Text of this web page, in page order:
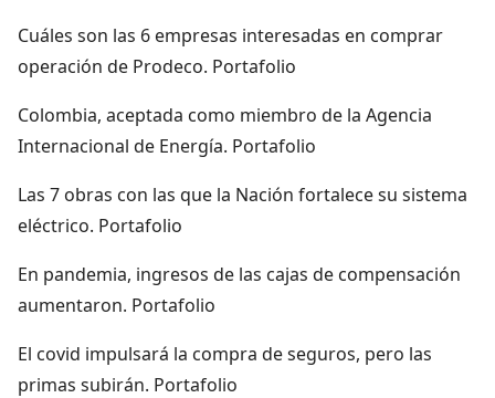
Cuáles son las 6 empresas interesadas en comprar
operación de Prodeco. Portafolio
Colombia, aceptada como miembro de la Agencia
Internacional de Energía. Portafolio
Las 7 obras con las que la Nación fortalece su sistema
eléctrico. Portafolio
En pandemia, ingresos de las cajas de compensación
aumentaron. Portafolio
El covid impulsará la compra de seguros, pero las
primas subirán. Portafolio